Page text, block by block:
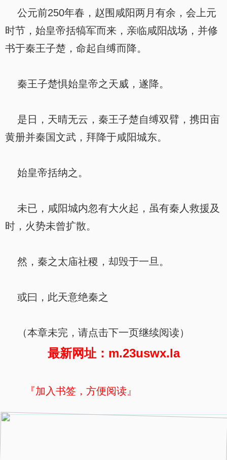
公元前250年春，赵围咸阳两月有余，会上元
时节，始皇帝括犒军而来，亲临咸阳战场，并修
书于秦王子楚，命起自缚而降。
秦王子楚惧始皇帝之天威，遂降。
是日，天晴无云，秦王子楚自缚双臂，携田亩
黄册并秦国文武，拜降于咸阳城东。
始皇帝括纳之。
未已，咸阳城内忽有大火起，虽有秦人救援及
时，火势未曾扩散。
然，秦之太庙社稷，却毁于一旦。
或曰，此天意绝秦之
（本章未完，请点击下一页继续阅读）
最新网址：m.23uswx.la
『加入书签，方便阅读』